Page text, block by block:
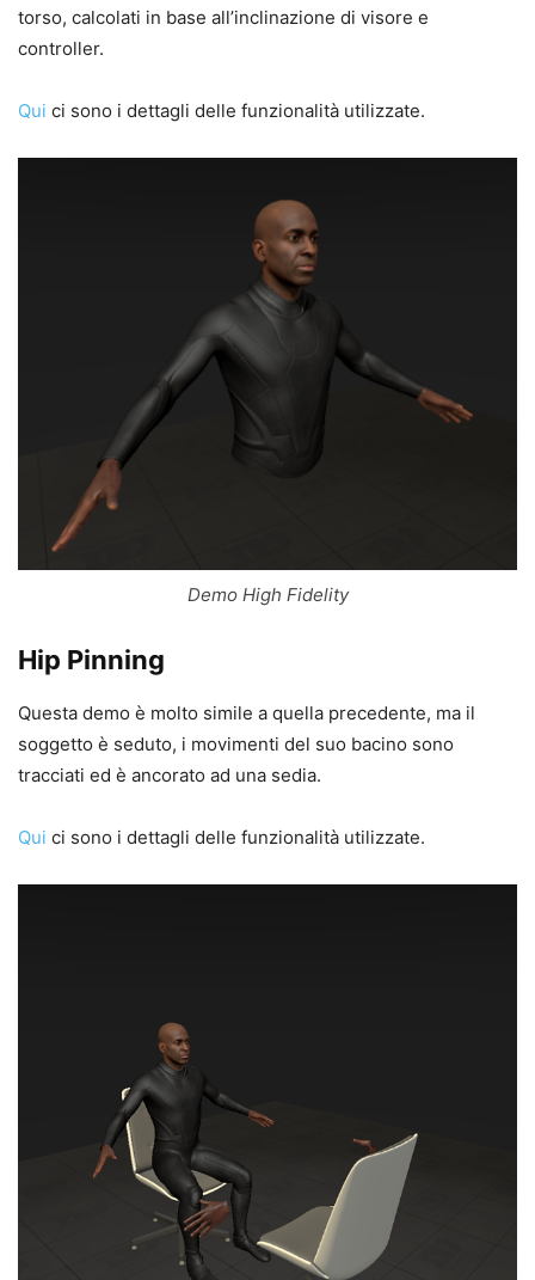
torso, calcolati in base all’inclinazione di visore e
controller.
Qui ci sono i dettagli delle funzionalità utilizzate.
Demo High Fidelity
Hip Pinning
Questa demo è molto simile a quella precedente, ma il
soggetto è seduto, i movimenti del suo bacino sono
tracciati ed è ancorato ad una sedia.
Qui ci sono i dettagli delle funzionalità utilizzate.